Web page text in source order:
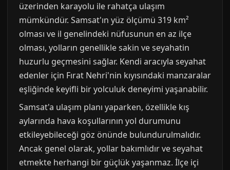
üzerinden karayolu ile rahatça ulaşım
mümkündür. Samsat'ın yüz ölçümü 319 km²
olması ve il genelindeki nüfusunun en az ilçe
olması, yolların genellikle sakin ve seyahatin
huzurlu geçmesini sağlar. Kendi aracıyla seyahat
edenler için Fırat Nehri'nin kıyısındaki manzaralar
eşliğinde keyifli bir yolculuk deneyimi yaşanabilir.
Samsat'a ulaşım planı yaparken, özellikle kış
aylarında hava koşullarının yol durumunu
etkileyebileceği göz önünde bulundurulmalıdır.
Ancak genel olarak, yollar bakımlıdır ve seyahat
etmekte herhangi bir güçlük yaşanmaz. İlçe içi